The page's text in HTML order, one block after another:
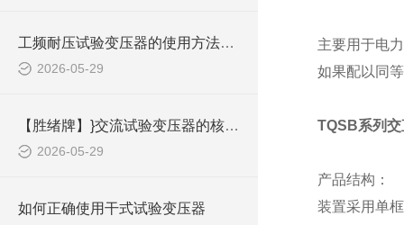
工频耐压试验变压器的使用方法是什么？
2026-05-29
【胜绪牌】}交流试验变压器的核心结果与分类
2026-05-29
如何正确使用干式试验变压器
主要用于电
如果配以同
TQSB系列
产品结构：
装置采用单